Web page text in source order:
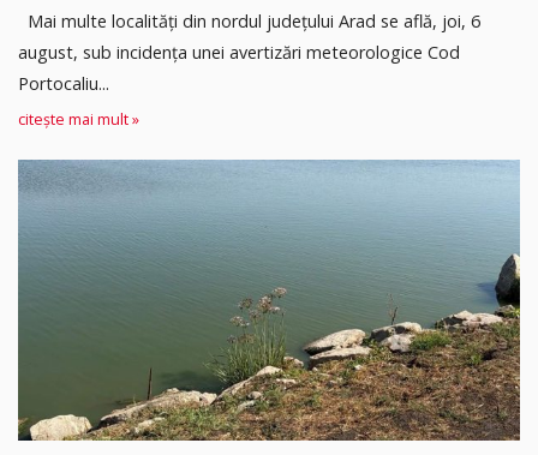
Mai multe localități din nordul județului Arad se află, joi, 6
august, sub incidența unei avertizări meteorologice Cod
Portocaliu...
citește mai mult »